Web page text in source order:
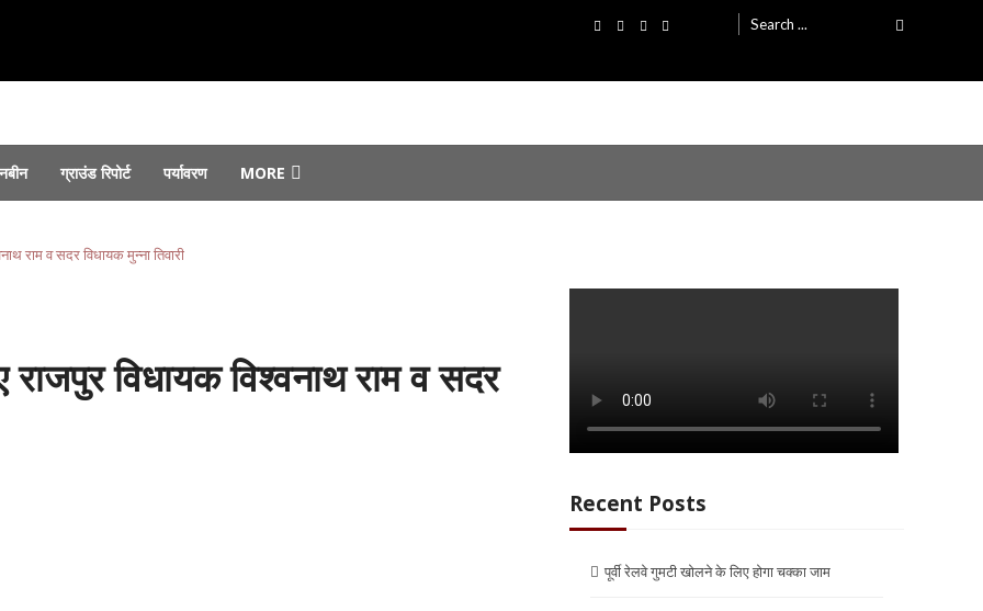
Search
for:
ग्राउंड रिपोर्ट पर्यावरण MORE
पर...
August 6, 2026
4, 2026
राम व सदर विधायक मुन्ना तिवारी
राजपुर विधायक विश्वनाथ राम व सदर
Recent Posts
पूर्वी रेलवे गुमटी खोलने के लिए होगा चक्का जाम